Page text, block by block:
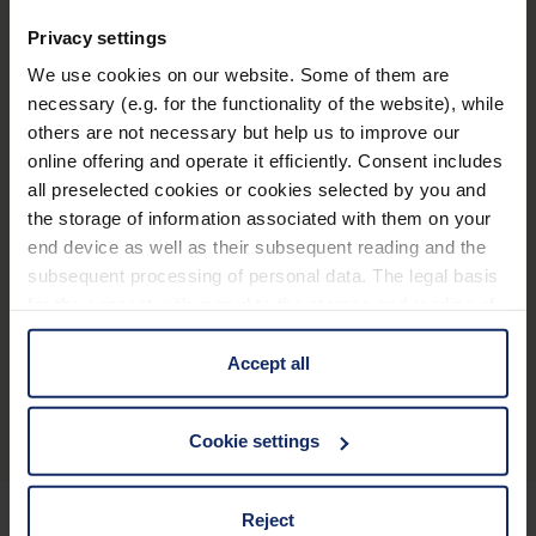
Privacy settings
We use cookies on our website. Some of them are
necessary (e.g. for the functionality of the website), while
others are not necessary but help us to improve our
online offering and operate it efficiently. Consent includes
all preselected cookies or cookies selected by you and
the storage of information associated with them on your
end device as well as their subsequent reading and the
subsequent processing of personal data. The legal basis
information is Art. 25 para. 1 TDDDG and with regard to
the processing of personal data Art. 6 para. 1 lit. a
GDPR. We also use cookies from third-party providers.
cases, the consent in these cases the transfer of data to
third countries, in particular to the U.S.A.
Accept all
Cookie settings
Reject
En plus de la garantie de 10 ans, la GarantiePlus
est également accordée.
Variantes
regatta 8 x 42
Présentation du produit